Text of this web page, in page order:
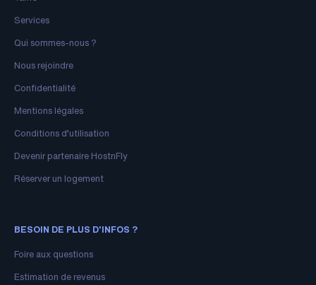
Services
Qui sommes-nous ?
Nous rejoindre
Confidentialité
Mentions légales
Conditions d’utilisation
Devenir partenaire HostnFly
Réserver un logement
BESOIN DE PLUS D'INFOS ?
Foire aux questions
Estimation de revenus